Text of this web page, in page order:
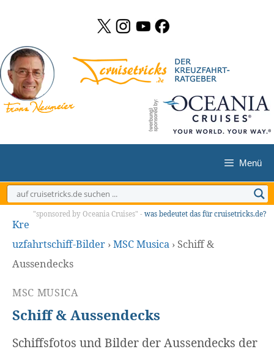
springen
Menü
"sponsored by Oceania Cruises" - was bedeutet das für cruisetricks.de?
Kre
uzfahrtschiff-Bilder ›MSC Musica ›Schiff &
Aussendecks
MSC MUSICA
Schiff & Aussendecks
Schiffsfotos und Bilder der Aussendecks der